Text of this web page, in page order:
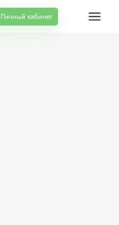
Личный кабинет